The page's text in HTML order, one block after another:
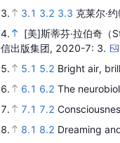
3.
3.1 3.2 3.3 克莱尔·
4.
[美]斯蒂芬·拉伯奇（
信出版集团, 2020-7: 3.
5.
5.1 5.2 Bright air,
6.
6.1 6.2 The
7.
7.1 7.2
8.
8.1 8.2 Dreaming